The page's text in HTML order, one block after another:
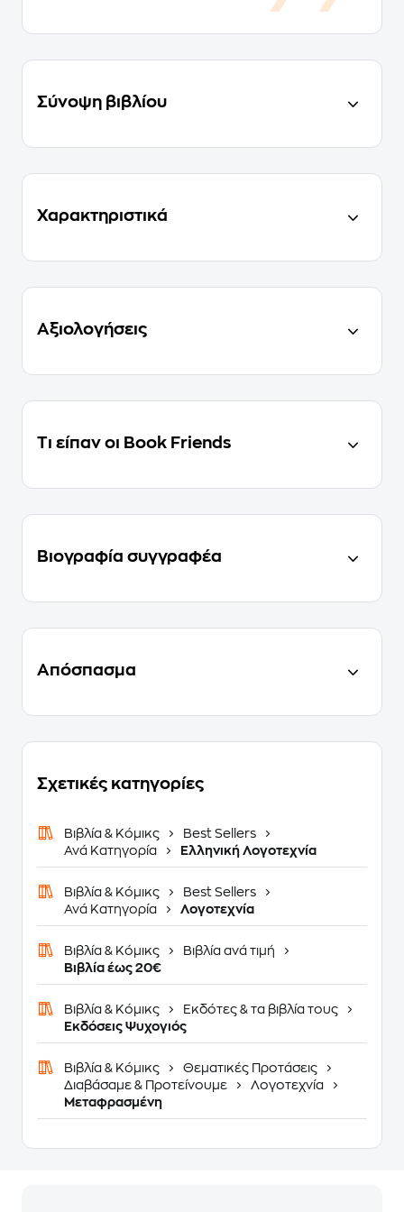
Σύνοψη βιβλίου
Χαρακτηριστικά
Αξιολογήσεις
Τι είπαν οι Book Friends
Βιογραφία συγγραφέα
Απόσπασμα
Σχετικές κατηγορίες
Βιβλία & Κόμικς
Best Sellers
Ανά Κατηγορία
Ελληνική Λογοτεχνία
Βιβλία & Κόμικς
Best Sellers
Ανά Κατηγορία
Λογοτεχνία
Βιβλία & Κόμικς
Βιβλία ανά τιμή
Βιβλία έως 20€
Βιβλία & Κόμικς
Εκδότες & τα βιβλία τους
Εκδόσεις Ψυχογιός
Βιβλία & Κόμικς
Θεματικές Προτάσεις
Διαβάσαμε & Προτείνουμε
Λογοτεχνία
Μεταφρασμένη